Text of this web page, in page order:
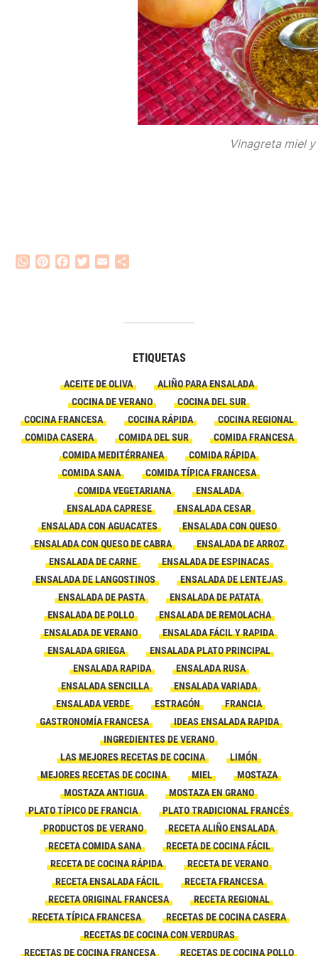
Vinagreta miel
WhatsApp
PinterestFacebook
Twitter
Email
ETIQUETAS
ACEITE DE OLIVA
ALIÑO PARA ENSALADA
COCINA DE VERANO
COCINA DEL SUR
COCINA FRANCESA
COCINA RÁPIDA
COCINA REGIONAL
COMIDA CASERA
COMIDA DEL SUR
COMIDA FRANCESA
COMIDA MEDITÉRRANEA
COMIDA RÁPIDA
COMIDA SANA
COMIDA TÍPICA FRANCESA
COMIDA VEGETARIANA
ENSALADA
ENSALADA CAPRESE
ENSALADA CESAR
ENSALADA CON AGUACATES
ENSALADA CON QUESO
ENSALADA CON QUESO DE CABRA
ENSALADA DE ARROZ
ENSALADA DE CARNE
ENSALADA DE ESPINACAS
ENSALADA DE LANGOSTINOS
ENSALADA DE LENTEJAS
ENSALADA DE PASTA
ENSALADA DE PATATA
ENSALADA DE POLLO
ENSALADA DE REMOLACHA
ENSALADA DE VERANO
ENSALADA FÁCIL Y RAPIDA
ENSALADA GRIEGA
ENSALADA PLATO PRINCIPAL
ENSALADA RAPIDA
ENSALADA RUSA
ENSALADA SENCILLA
ENSALADA VARIADA
ENSALADA VERDE
ESTRAGÓN
FRANCIA
GASTRONOMÍA FRANCESA
IDEAS ENSALADA RAPIDA
INGREDIENTES DE VERANO
LAS MEJORES RECETAS DE COCINA
LIMÓN
MEJORES RECETAS DE COCINA
MIEL
MOSTAZA
MOSTAZA ANTIGUA
MOSTAZA EN GRANO
PLATO TÍPICO DE FRANCIA
PLATO TRADICIONAL FRANCÉS
PRODUCTOS DE VERANO
RECETA ALIÑO ENSALADA
RECETA COMIDA SANA
RECETA DE COCINA FÁCIL
RECETA DE COCINA RÁPIDA
RECETA DE VERANO
RECETA ENSALADA FÁCIL
RECETA FRANCESA
RECETA ORIGINAL FRANCESA
RECETA REGIONAL
RECETA TÍPICA FRANCESA
RECETAS DE COCINA CASERA
RECETAS DE COCINA CON VERDURAS
RECETAS DE COCINA FRANCESA
RECETAS DE COCINA POLLO